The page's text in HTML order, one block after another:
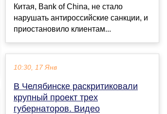
Китая, Bank of China, не стало
нарушать антироссийские санкции, и
приостановило клиентам...
10:30, 17 Янв
В Челябинске раскритиковали
крупный проект трех
губернаторов. Видео